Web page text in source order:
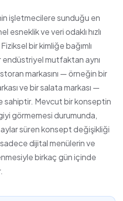
işletmecilere sunduğu en
ve veri odaklı hızlı
bir kimliğe bağımlı
endüstriyel mutfaktan aynı
markasını — örneğin bir
ve bir salata markası —
Mevcut bir konseptin
görmemesi durumunda,
süren konsept değişikliği
dijital menülerin ve
birkaç gün içinde